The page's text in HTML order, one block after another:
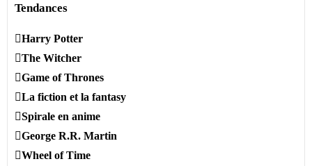
Tendances
Harry Potter
The Witcher
Game of Thrones
La fiction et la fantasy
Spirale en anime
George R.R. Martin
Wheel of Time